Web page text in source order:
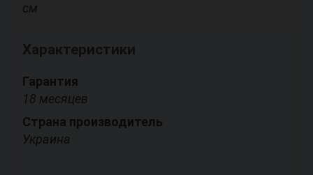
см
Характеристики
Гарантия
18 месяцев
Страна производитель
Украина